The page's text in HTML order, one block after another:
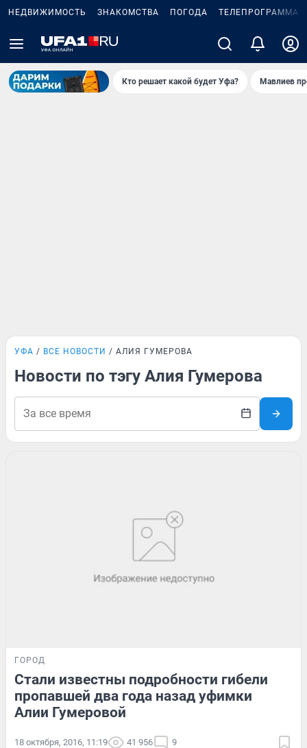
НЕДВИЖИМОСТЬ ЗНАКОМСТВА ПОГОДА ТЕЛЕПРОГРАММА
Кто решает какой будет Уфа? Мавлиев
УФА ВСЕ НОВОСТИ АЛИЯ ГУМЕРОВА
Новости по тэгу Алия Гумерова
ГОРОД
Стали известны подробности гибели
пропавшей два года назад уфимки
Алии Гумеровой
18 октября, 2016, 11:19 41 956 9